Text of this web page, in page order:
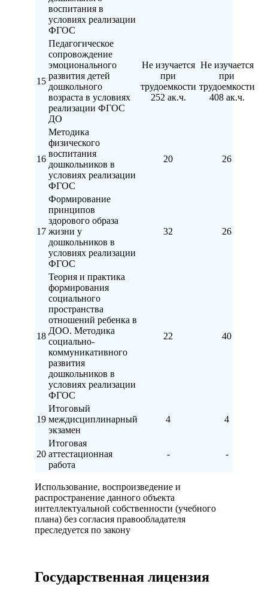
воспитания в
условиях реализации
ФГОС
15
Педагогическое
сопровождение
эмоционального
развития детей
дошкольного
возраста в условиях
реализации ФГОС
ДО
Не изучается
при
трудоемкости
252 ак.ч.
Не изучается
при
трудоемкости
408 ак.ч.
16
Методика
физического
воспитания
дошкольников в
условиях реализации
ФГОС
20 26
17
Формирование
принципов
здорового образа
жизни у
дошкольников в
условиях реализации
ФГОС
32 26
18
Теория и практика
формирования
социального
пространства
отношений ребенка в
ДОО. Методика
социально-
коммуникативного
развития
дошкольников в
условиях реализации
ФГОС
22 40
19
Итоговый
междисциплинарный
экзамен
4 4
20
Итоговая
аттестационная
работа
- -
Использование, воспроизведение и
распространение данного объекта
интеллектуальной собственности (учебного
плана) без согласия правообладателя
преследуется по закону
Государственная лицензия